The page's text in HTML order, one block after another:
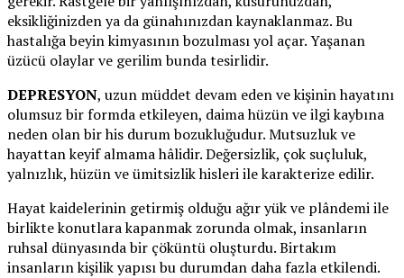
eksikliğinizden ya da günahınızdan kaynaklanmaz. Bu
hastalığa beyin kimyasının bozulması yol açar. Yaşanan
üzücü olaylar ve gerilim bunda tesirlidir.
DEPRESYON, uzun müddet devam eden ve kişinin hayatını
olumsuz bir formda etkileyen, daima hüzün ve ilgi kaybına
neden olan bir his durum bozukluğudur. Mutsuzluk ve
hayattan keyif almama hâlidir. Değersizlik, çok suçluluk,
yalnızlık, hüzün ve ümitsizlik hisleri ile karakterize edilir.
Hayat kaidelerinin getirmiş olduğu ağır yük ve plândemi ile
birlikte konutlara kapanmak zorunda olmak, insanların
ruhsal dünyasında bir çöküntü oluşturdu. Birtakım
insanların kişilik yapısı bu durumdan daha fazla etkilendi.